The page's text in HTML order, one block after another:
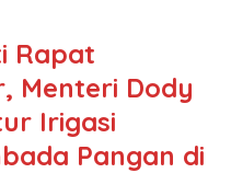
Rapat
Menteri Dody
Irigasi
Pangan di